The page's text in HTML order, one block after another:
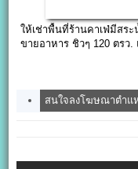
ให้เช่าพื้นที่ร้านคาเฟ่มีสระ
ขายอาหาร ชิวๆ 120 ตรว.
สนใจลงโฆษณาตำแ